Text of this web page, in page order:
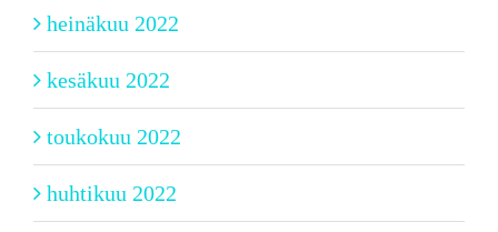
heinäkuu 2022
kesäkuu 2022
toukokuu 2022
huhtikuu 2022